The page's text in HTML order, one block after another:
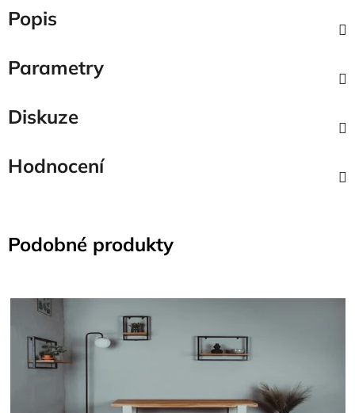
Popis
Parametry
Diskuze
Hodnocení
Podobné produkty